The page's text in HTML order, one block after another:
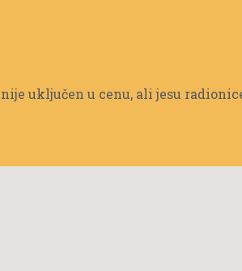
uključen u cenu, ali jesu